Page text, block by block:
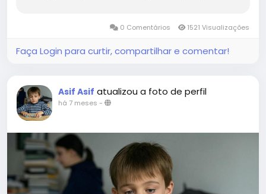
of invoices and confusing tax...
0 Comentários 1521 Visualizações
Faça Login para curtir, compartilhar e comentar!
Asif Asif atualizou a foto de perfil
há 7 meses -